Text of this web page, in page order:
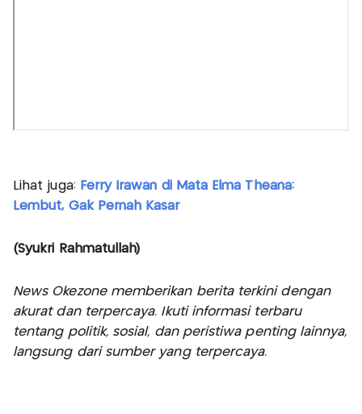
Lihat juga: Ferry Irawan di Mata Elma Theana:
Lembut, Gak Pernah Kasar
(Syukri Rahmatullah)
News Okezone memberikan berita terkini dengan
akurat dan terpercaya. Ikuti informasi terbaru
tentang politik, sosial, dan peristiwa penting lainnya,
langsung dari sumber yang terpercaya.